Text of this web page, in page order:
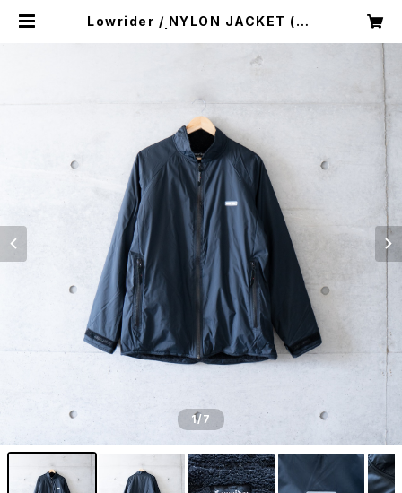
Lowrider / NYLON JACKET (us
1/7